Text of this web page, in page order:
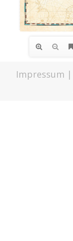
Impressum |